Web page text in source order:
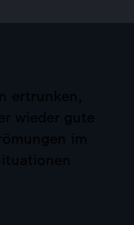
ertrunken,
wieder gute
im